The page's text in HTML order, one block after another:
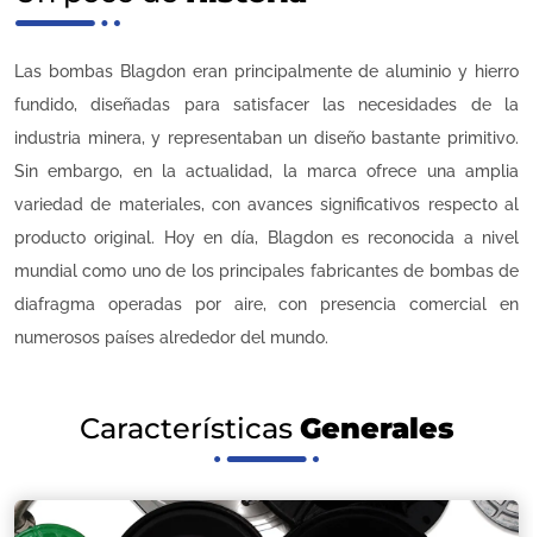
Las bombas Blagdon eran principalmente de aluminio y hierro
fundido, diseñadas para satisfacer las necesidades de la
industria minera, y representaban un diseño bastante primitivo.
Sin embargo, en la actualidad, la marca ofrece una amplia
variedad de materiales, con avances significativos respecto al
producto original. Hoy en día, Blagdon es reconocida a nivel
mundial como uno de los principales fabricantes de bombas de
diafragma operadas por aire, con presencia comercial en
numerosos países alrededor del mundo.
Características Generales